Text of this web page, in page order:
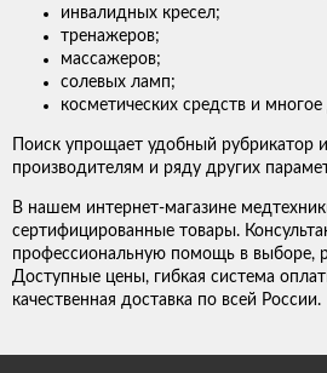
инвалидных кресел;
тренажеров;
массажеров;
солевых ламп;
косметических средств и многое
Поиск упрощает удобный рубрикатор
производителям и ряду других
В нашем интернет-магазине
сертифицированные товары.
профессиональную помощь в выборе,
Доступные цены, гибкая система
качественная доставка по всей России.